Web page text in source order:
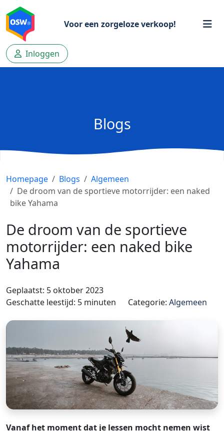
Voor een zorgeloze verkoop!
Inloggen
Blogs
Homepage Blogs
Algemeen
De droom van de sportieve motorrijder: een naked
bike Yahama
De droom van de sportieve
motorrijder: een naked bike
Yahama
Geplaatst: 5 oktober 2023
Geschatte leestijd: 5 minuten
Categorie: Algemeen
Vanaf het moment dat je lessen mocht nemen wist